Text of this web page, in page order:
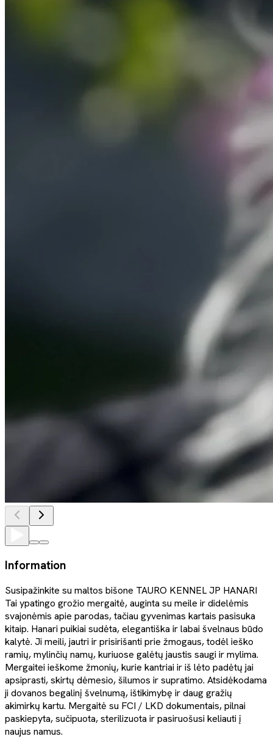
Information
Susipažinkite su maltos bišone TAURO KENNEL JP HANARI
Tai ypatingo grožio mergaitė, auginta su meile ir didelėmis
svajonėmis apie parodas, tačiau gyvenimas kartais pasisuka
kitaip. Hanari puikiai sudėta, elegantiška ir labai švelnaus būdo
kalytė. Ji meili, jautri ir prisirišanti prie žmogaus, todėl ieško
ramių, mylinčių namų, kuriuose galėtų jaustis saugi ir mylima.
Mergaitei ieškome žmonių, kurie kantriai ir iš lėto padėtų jai
apsiprasti, skirtų dėmesio, šilumos ir supratimo. Atsidėkodama
ji dovanos begalinį švelnumą, ištikimybę ir daug gražių
akimirkų kartu. Mergaitė su FCI / LKD dokumentais, pilnai
paskiepyta, sučipuota, sterilizuota ir pasiruošusi keliauti į
naujus namus.